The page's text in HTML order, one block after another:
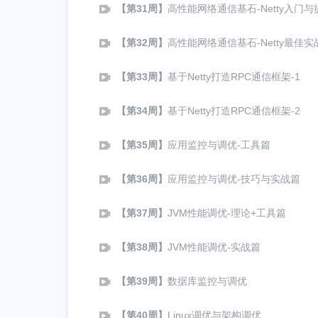
【第31周】 高性能网络通信基石-Netty入门与
【第32周】 高性能网络通信基石-Netty最佳实
【第33周】 基于Netty打造RPC通信框架-1
【第34周】 基于Netty打造RPC通信框架-2
【第35周】 应用监控与调优-工具篇
【第36周】 应用监控与调优-技巧与实战篇
【第37周】 JVM性能调优-理论+工具篇
【第38周】 JVM性能调优-实战篇
【第39周】 数据库监控与调优
【第40周】 Linux调优与架构调优